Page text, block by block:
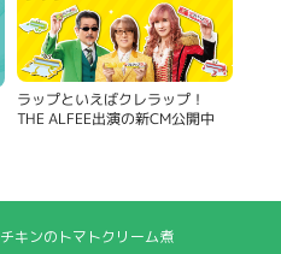
ラップといえばクレラップ！
THE ALFEE出演の新CM公開中
チキンのトマトクリーム煮